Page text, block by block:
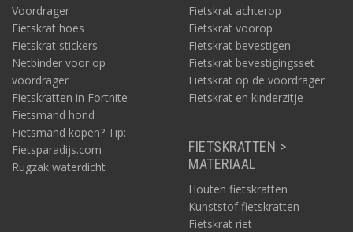
Voordrager
Fietskrat hoes
Fietskrat stickers
Netbinder voor op
voordrager
Fietskratten in Fortnite
Fietsmand hond
Fietsmand kopen? Tip:
Fietsparadijs.com
Rugzak waterdicht
Fietskrat achterop
Fietskrat voorop
Fietskrat bevestigen
Fietskrat bevestigingsset
Fietskrat op de voordrager
Fietskrat en kinderzitje
FIETSKRATTEN >
MATERIAAL
Houten fietskratten
Kunststof fietskratten
Fietskrat riet